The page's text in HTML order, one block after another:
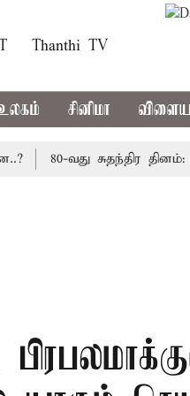
Thanthi TV
சினிமா
80-வது சுதந்திர தினம்: